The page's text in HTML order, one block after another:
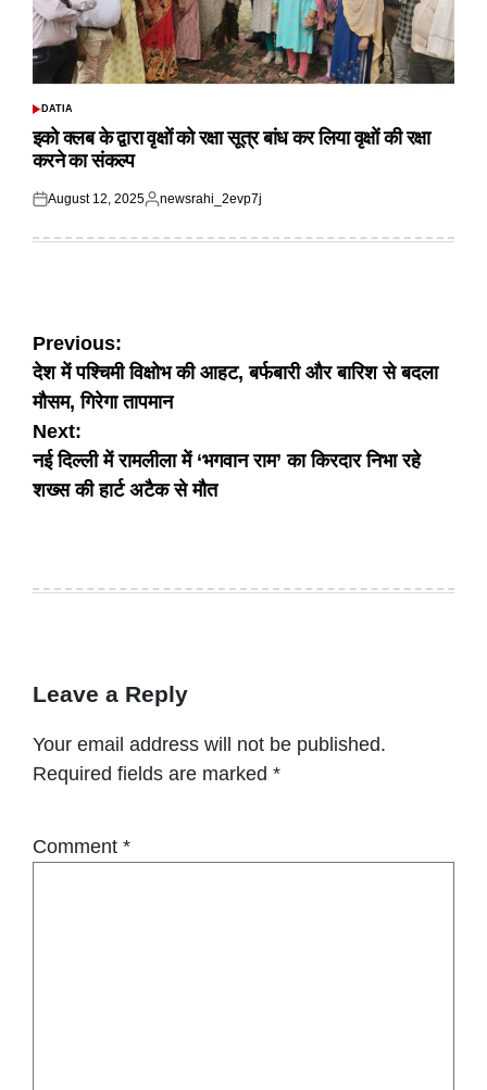
POSTED
DATIA
इको क्लब के द्वारा वृक्षों को रक्षा सूत्र बांध कर लिया वृक्षों की रक्षा
करने का संकल्प
Posted
August 12, 2025
Posted
newsrahi_2evp7j
Post
navigation
Previous:
देश में पश्चिमी विक्षोभ की आहट, बर्फबारी और बारिश से बदला
मौसम, गिरेगा तापमान
Next:
नई दिल्ली में रामलीला में ‘भगवान राम’ का किरदार निभा रहे
शख्स की हार्ट अटैक से मौत
Leave a Reply
Your email address will not be published.
Required fields are marked *
Comment *